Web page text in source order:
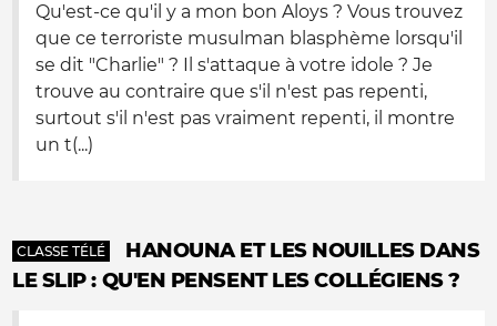
Qu'est-ce qu'il y a mon bon Aloys ? Vous trouvez
que ce terroriste musulman blasphème lorsqu'il
se dit "Charlie" ? Il s'attaque à votre idole ? Je
trouve au contraire que s'il n'est pas repenti,
surtout s'il n'est pas vraiment repenti, il montre
un t(...)
CLASSE TÉLÉ
HANOUNA ET LES NOUILLES DANS
LE SLIP : QU'EN PENSENT LES COLLÉGIENS ?